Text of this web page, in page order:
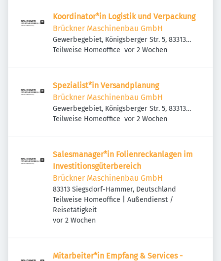
Koordinator*in Logistik und Verpackung
Brückner Maschinenbau GmbH
Gewerbegebiet, Königsberger Str. 5, 83313
Siegsdorf, Deutschland
Teilweise Homeoffice Veröffentlicht
vor 2 Wochen
Spezialist*in Versandplanung
Brückner Maschinenbau GmbH
Gewerbegebiet, Königsberger Str. 5, 83313
Siegsdorf, Deutschland
Teilweise Homeoffice Veröffentlicht
vor 2 Wochen
Salesmanager*in Folienreckanlagen im
Investitionsgüterbereich
Brückner Maschinenbau GmbH
83313 Siegsdorf-Hammer, Deutschland
Teilweise Homeoffice | Außendienst /
Reisetätigkeit
Veröffentlicht
vor 2 Wochen
Mitarbeiter*in Empfang & Services -